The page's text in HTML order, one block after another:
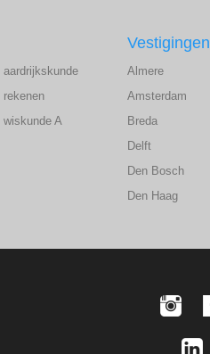
aardrijkskunde
rekenen
wiskunde A
Vestigingen
Almere
Amsterdam
Breda
Delft
Den Bosch
Den Haag